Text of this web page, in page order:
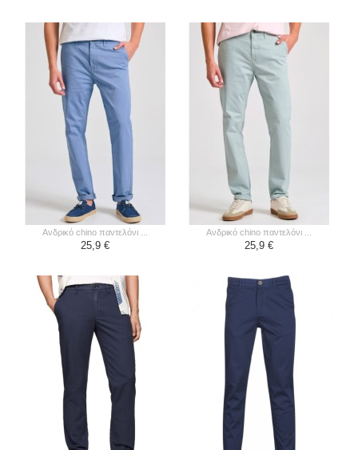
ανδρικό chino παντελόνι ...
25,9 €
ανδρικό chino παντελόνι ...
25,9 €